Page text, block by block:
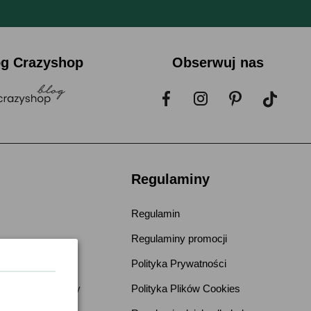
Crazyshop Obserwuj nas
od umowy
Regulaminy
Regulamin
Regulaminy promocji
Polityka Prywatności
Polityka Plików Cookies